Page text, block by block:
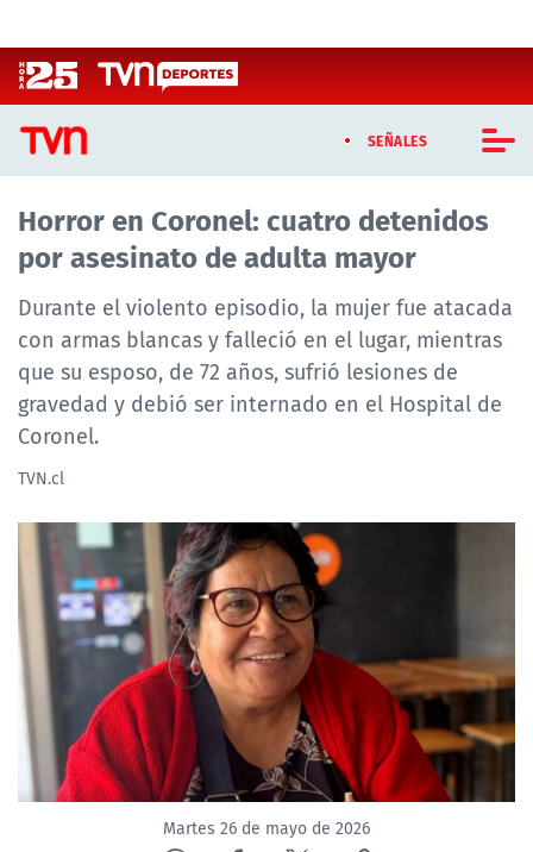
SEÑALES
CASTING MASTERCHEF CHILE
CASTING TVN VERTICAL
TVN VERTICAL
TVN PLAY
PROGRAMAS
NTV
ACTUALIDAD Y TENDENCIAS
CORPORATIVO Y TRANSPARENCIA
CANAL DE DENUNCIAS
ÁREA DE PROYECTOS
Horror en Coronel: cuatro detenidos
por asesinato de adulta mayor
Durante el violento episodio, la mujer fue atacada
con armas blancas y falleció en el lugar, mientras
que su esposo, de 72 años, sufrió lesiones de
gravedad y debió ser internado en el Hospital de
Coronel.
TVN.cl
Martes 26 de mayo de 2026